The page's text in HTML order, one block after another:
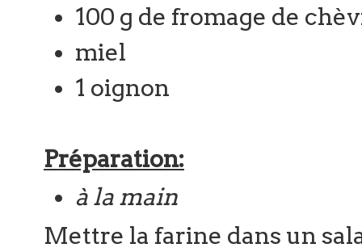
100 g de fromage de
miel
1 oignon
Préparation:
à la main
Mettre la farine dans un